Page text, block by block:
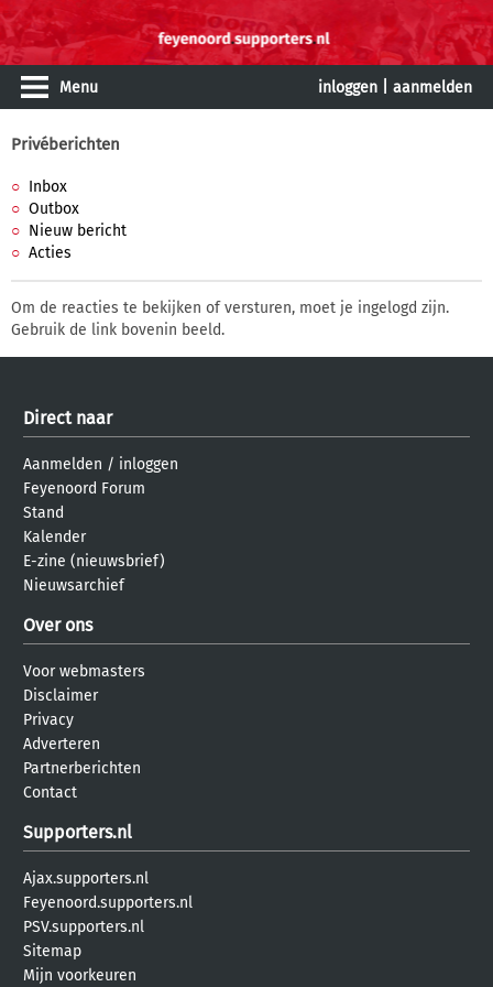
Menu inloggen aanmelden
Privéberichten
Inbox
Outbox
Nieuw bericht
Acties
Om de reacties te bekijken of versturen, moet je ingelogd zijn.
Gebruik de link bovenin beeld.
Direct naar
Aanmelden / inloggen
Feyenoord Forum
Stand
Kalender
E-zine (nieuwsbrief)
Nieuwsarchief
Over ons
Voor webmasters
Disclaimer
Privacy
Adverteren
Partnerberichten
Contact
Supporters.nl
Ajax.supporters.nl
Feyenoord.supporters.nl
PSV.supporters.nl
Sitemap
Mijn voorkeuren